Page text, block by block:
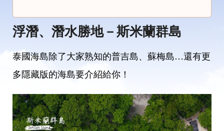
浮潛、潛水勝地－斯米蘭群島
泰國海島除了大家熟知的普吉島、蘇梅島…還有更
多隱藏版的海島要介紹給你！